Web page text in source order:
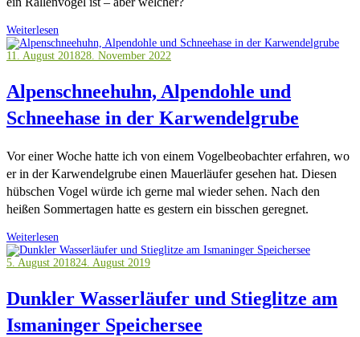
Weiterlesen
11. August 201828. November 2022
Alpenschneehuhn, Alpendohle und
Schneehase in der Karwendelgrube
Vor einer Woche hatte ich von einem Vogelbeobachter erfahren, wo
er in der Karwendelgrube einen Mauerläufer gesehen hat. Diesen
hübschen Vogel würde ich gerne mal wieder sehen. Nach den
heißen Sommertagen hatte es gestern ein bisschen geregnet.
Weiterlesen
5. August 201824. August 2019
Dunkler Wasserläufer und Stieglitze am
Ismaninger Speichersee